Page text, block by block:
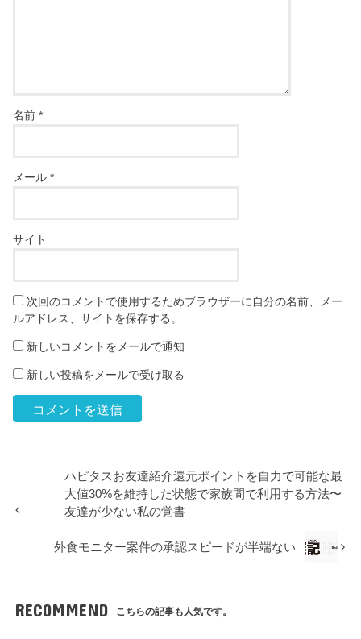
名前*
メール*
サイト
次回のコメントで使用するためブラウザーに自分の名前、メー
ルアドレス、サイトを保存する。
新しいコメントをメールで通知
新しい投稿をメールで受け取る
ハピタスお友達紹介還元ポイントを自力で可能な最
大値30%を維持した状態で家族間で利用する方法〜
友達が少ない私の覚書
外食モニター案件の承認スピードが半端ない
RECOMMEND こちらの記事も人気です。